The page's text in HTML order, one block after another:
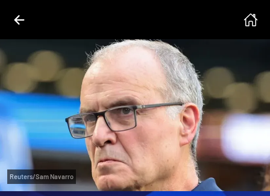
Reuters/Sam Navarro